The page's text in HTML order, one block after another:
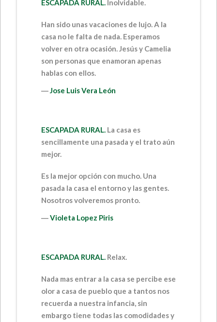
ESCAPADA RURAL. Inolvidable.
Han sido unas vacaciones de lujo. A la
casa no le falta de nada. Esperamos
volver en otra ocasión. Jesús y Camelia
son personas que enamoran apenas
hablas con ellos.
―Jose Luis Vera León
ESCAPADA RURAL. La casa es
sencillamente una pasada y el trato aún
mejor.
Es la mejor opción con mucho. Una
pasada la casa el entorno y las gentes.
Nosotros volveremos pronto.
―Violeta Lopez Piris
ESCAPADA RURAL. Relax.
Nada mas entrar a la casa se percibe ese
olor a casa de pueblo que a tantos nos
recuerda a nuestra infancia, sin
embargo tiene todas las comodidades y